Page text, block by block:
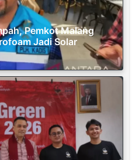
Pemkot Malang
Jadi Solar